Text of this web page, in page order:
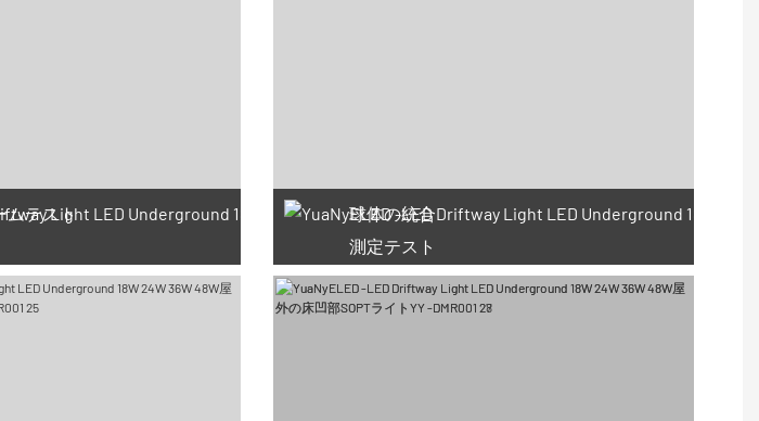
ムテスト
球体の統合
測定テスト
66利用可能なクーポン